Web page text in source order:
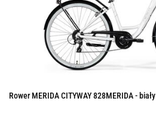
Rower MERIDA CITYWAY 828MERIDA - biały